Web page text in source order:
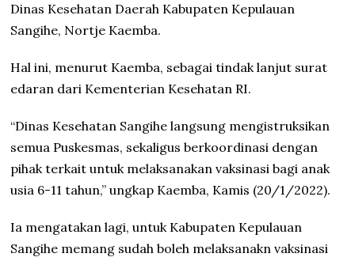
Dinas Kesehatan Daerah Kabupaten Kepulauan
Sangihe, Nortje Kaemba.
Hal ini, menurut Kaemba, sebagai tindak lanjut surat
edaran dari Kementerian Kesehatan RI.
“Dinas Kesehatan Sangihe langsung mengistruksikan
semua Puskesmas, sekaligus berkoordinasi dengan
pihak terkait untuk melaksanakan vaksinasi bagi anak
usia 6-11 tahun,” ungkap Kaemba, Kamis (20/1/2022).
Ia mengatakan lagi, untuk Kabupaten Kepulauan
Sangihe memang sudah boleh melaksanakn vaksinasi